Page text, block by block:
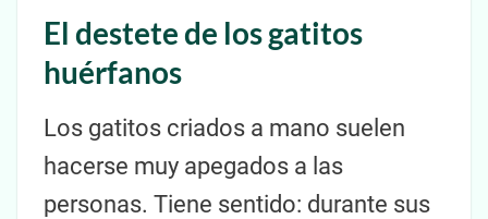
El destete de los gatitos
huérfanos
Los gatitos criados a mano suelen
hacerse muy apegados a las
personas. Tiene sentido: durante sus